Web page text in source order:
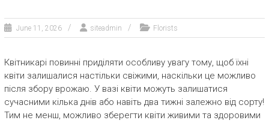
June 11, 2026 siteadmin Florists
Квітникарі повинні приділяти особливу увагу тому, щоб їхні
квіти залишалися настільки свіжими, наскільки це можливо
після збору врожаю. У вазі квіти можуть залишатися
сучасними кілька днів або навіть два тижні залежно від сорту!
Тим не менш, можливо зберегти квіти живими та здоровими